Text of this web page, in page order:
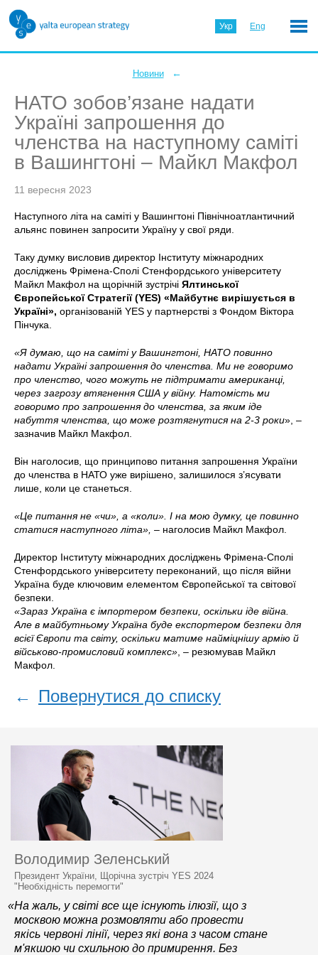
Укр Eng
Новини ←
НАТО зобов’язане надати
Україні запрошення до
членства на наступному саміті
в Вашингтоні – Майкл Макфол
11 вересня 2023
Наступного літа на саміті у Вашингтоні Північноатлантичний
альянс повинен запросити Україну у свої ряди.
Таку думку висловив директор Інституту міжнародних
досліджень Фрімена-Сполі Стенфордського університету
Майкл Макфол на щорічній зустрічі Ялтинської
Європейської Стратегії (YES) «Майбутнє вирішується в
Україні», організованій YES у партнерстві з Фондом Віктора
Пінчука.
«Я думаю, що на саміті у Вашингтоні, НАТО повинно
надати Україні запрошення до членства. Ми не говоримо
про членство, чого можуть не підтримати американці,
через загрозу втягнення США у війну. Натомість ми
говоримо про запрошення до членства, за яким іде
набуття членства, що може розтягнутися на 2-3 роки», –
зазначив Майкл Макфол.
Він наголосив, що принципово питання запрошення України
до членства в НАТО уже вирішено, залишилося з’ясувати
лише, коли це станеться.
«Це питання не «чи», а «коли». І на мою думку, це повинно
статися наступного літа», – наголосив Майкл Макфол.
Директор Інституту міжнародних досліджень Фрімена-Сполі
Стенфордського університету переконаний, що після війни
Україна буде ключовим елементом Європейської та світової
безпеки.
«Зараз Україна є імпортером безпеки, оскільки іде війна.
Але в майбутньому Україна буде експортером безпеки для
всієї Європи та світу, оскільки матиме найміцнішу армію й
військово-промисловий комплекс» , – резюмував Майкл
Макфол.
← Повернутися до списку
Володимир Зеленський
Президент України, Щорічна зустріч YES 2024
"Необхідність перемогти"
«На жаль, у світі все ще існують ілюзії, що з
москвою можна розмовляти або провести
якісь червоні лінії, через які вона з часом стане
м'якшою чи схильною до примирення. Без